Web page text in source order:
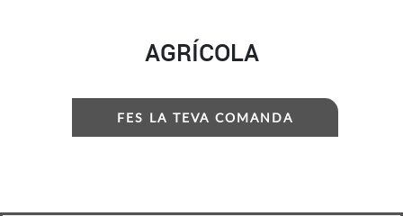
AGRÍCOLA
FES LA TEVA COMANDA